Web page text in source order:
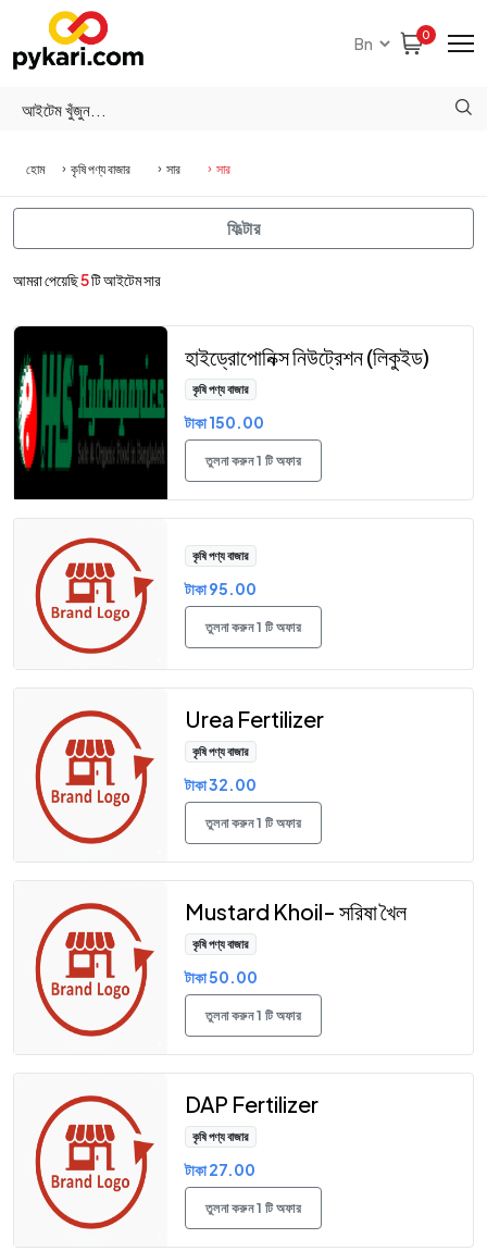
0
হোম কৃষি পণ্য বাজার সার সার
আমরা পেয়েছি5টি আইটেম সার
হাইড্রোপোনিক্স নিউট্রেশন (লিকুইড)
কৃষি পণ্য বাজার
টাকা 150.00
তুলনা করুন 1 টি অফার
কৃষি পণ্য বাজার
টাকা 95.00
তুলনা করুন 1 টি অফার
Urea Fertilizer
কৃষি পণ্য বাজার
টাকা 32.00
তুলনা করুন 1 টি অফার
Mustard Khoil- সরিষা খৈল
কৃষি পণ্য বাজার
টাকা 50.00
তুলনা করুন 1 টি অফার
DAP Fertilizer
কৃষি পণ্য বাজার
টাকা 27.00
তুলনা করুন 1 টি অফার
ফিল্টার